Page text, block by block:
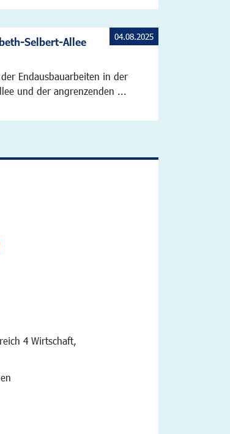
Selbert-Allee
Endausbauarbeiten in der
und der angrenzenden ...
04.08.2025
4 Wirtschaft,